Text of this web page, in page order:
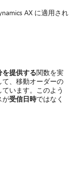
AX に適用され
を提供する関数を実
て、移動オーダーの
います。このよう
が受信日時ではなく